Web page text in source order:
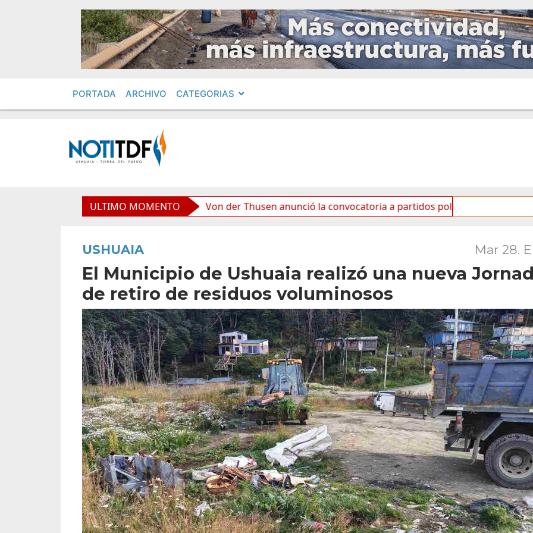
PORTADA ARCHIVO CATEGORIAS
ULTIMO MOMENTO
boliviana”, afirmó Becerra Von der Thusen anunció la convocatoria a partidos políticos por «ficha limpia»
USHUAIA Mar 28.
El Municipio de Ushuaia realizó una nueva
de retiro de residuos voluminosos